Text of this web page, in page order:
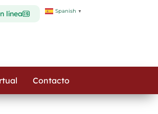
línea Spanish ▼
Contacto